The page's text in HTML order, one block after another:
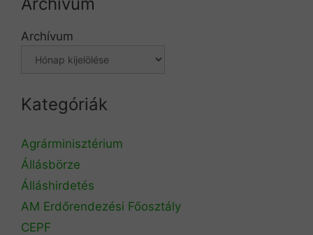
Archívum
Kategóriák
Agrárminisztérium
Állásbörze
Álláshirdetés
AM Erdőrendezési Főosztály
CEPF